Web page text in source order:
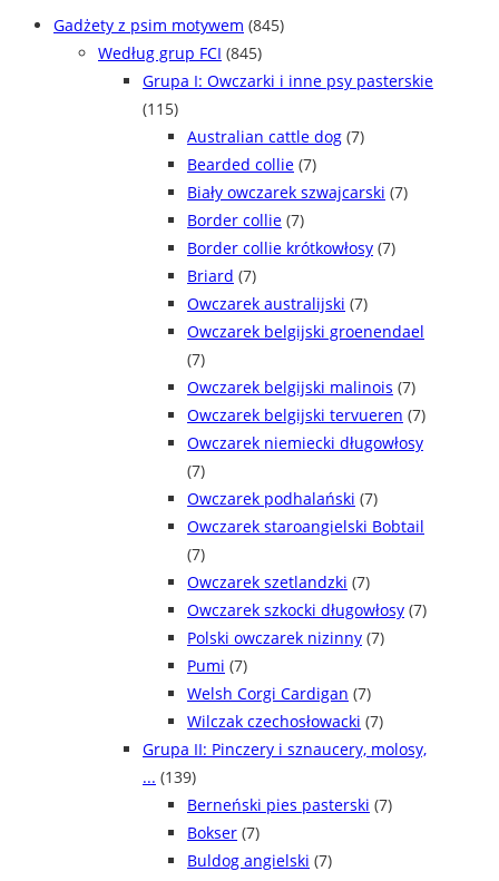
Gadżety z psim motywem (845)
Według grup FCI (845)
Grupa I: Owczarki i inne psy pasterskie
(115)
Australian cattle dog (7)
Bearded collie (7)
Biały owczarek szwajcarski (7)
Border collie (7)
Border collie krótkowłosy (7)
Briard (7)
Owczarek australijski (7)
Owczarek belgijski groenendael
(7)
Owczarek belgijski malinois (7)
Owczarek belgijski tervueren (7)
Owczarek niemiecki długowłosy
(7)
Owczarek podhalański (7)
Owczarek staroangielski Bobtail
(7)
Owczarek szetlandzki (7)
Owczarek szkocki długowłosy (7)
Polski owczarek nizinny (7)
Pumi (7)
Welsh Corgi Cardigan (7)
Wilczak czechosłowacki (7)
Grupa II: Pinczery i sznaucery, molosy,
... (139)
Berneński pies pasterski (7)
Bokser (7)
Buldog angielski (7)